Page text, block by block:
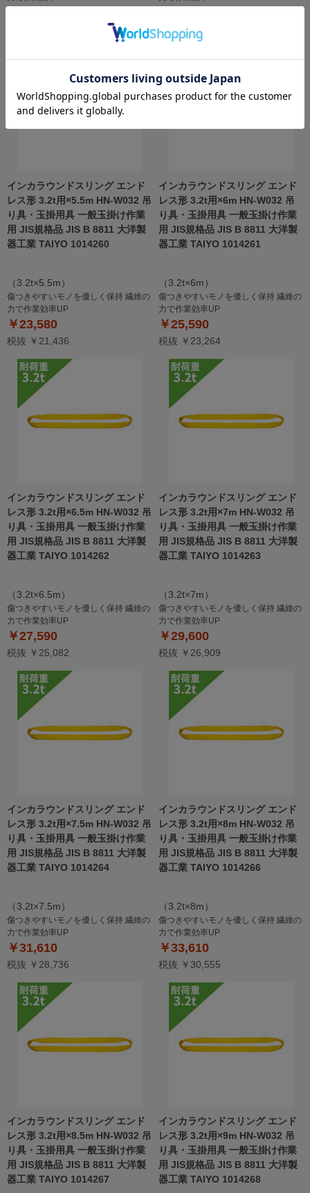
税抜 ￥19,609
インカラウンドスリング エンド
レス形 3.2t用×5.5m HN-W032 吊
り具・玉掛用具 一般玉掛け作業
用 JIS規格品 JIS B 8811 大洋製
器工業 TAIYO 1014260
（3.2t×5.5m）
傷つきやすいモノを優しく保持 繊維の
力で作業効率UP
￥23,580
税抜 ￥21,436
インカラウンドスリング エンド
レス形 3.2t用×6m HN-W032 吊
り具・玉掛用具 一般玉掛け作業
用 JIS規格品 JIS B 8811 大洋製
器工業 TAIYO 1014261
（3.2t×6m）
傷つきやすいモノを優しく保持 繊維の
力で作業効率UP
￥25,590
税抜 ￥23,264
インカラウンドスリング エンド
レス形 3.2t用×6.5m HN-W032 吊
り具・玉掛用具 一般玉掛け作業
用 JIS規格品 JIS B 8811 大洋製
器工業 TAIYO 1014262
（3.2t×6.5m）
傷つきやすいモノを優しく保持 繊維の
力で作業効率UP
￥27,590
税抜 ￥25,082
インカラウンドスリング エンド
レス形 3.2t用×7m HN-W032 吊
り具・玉掛用具 一般玉掛け作業
用 JIS規格品 JIS B 8811 大洋製
器工業 TAIYO 1014263
（3.2t×7m）
傷つきやすいモノを優しく保持 繊維の
力で作業効率UP
￥29,600
税抜 ￥26,909
インカラウンドスリング エンド
レス形 3.2t用×7.5m HN-W032 吊
り具・玉掛用具 一般玉掛け作業
用 JIS規格品 JIS B 8811 大洋製
器工業 TAIYO 1014264
（3.2t×7.5m）
傷つきやすいモノを優しく保持 繊維の
力で作業効率UP
￥31,610
税抜 ￥28,736
インカラウンドスリング エンド
レス形 3.2t用×8m HN-W032 吊
り具・玉掛用具 一般玉掛け作業
用 JIS規格品 JIS B 8811 大洋製
器工業 TAIYO 1014266
（3.2t×8m）
傷つきやすいモノを優しく保持 繊維の
力で作業効率UP
￥33,610
税抜 ￥30,555
インカラウンドスリング エンド
レス形 3.2t用×8.5m HN-W032 吊
り具・玉掛用具 一般玉掛け作業
用 JIS規格品 JIS B 8811 大洋製
器工業 TAIYO 1014267
インカラウンドスリング エンド
レス形 3.2t用×9m HN-W032 吊
り具・玉掛用具 一般玉掛け作業
用 JIS規格品 JIS B 8811 大洋製
器工業 TAIYO 1014268